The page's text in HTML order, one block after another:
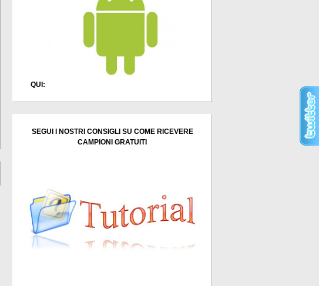
QUI:
SEGUI I NOSTRI CONSIGLI SU COME RICEVERE
CAMPIONI GRATUITI